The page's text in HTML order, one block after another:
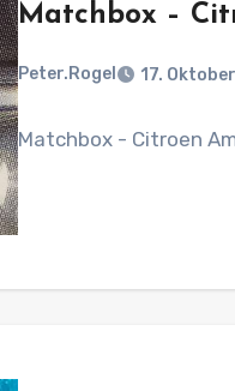
Matchbox –
Peter.Rogel 17.
Matchbox - Citroen